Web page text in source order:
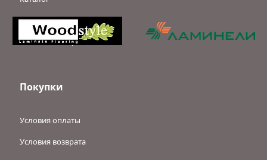
Услуги
Новости и акции
Покупки
Условия оплаты
Условия возврата